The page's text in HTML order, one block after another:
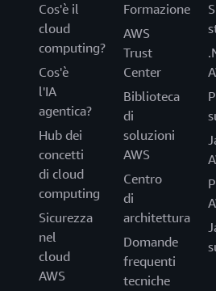
Cos'è il
cloud
computing?
Cos'è
l'IA
agentica?
Hub dei
concetti
di cloud
computing
Sicurezza
nel
cloud
AWS
Formazione
AWS
Trust
Center
Biblioteca
di
soluzioni
AWS
Centro
di
architettura
Domande
frequenti
tecniche